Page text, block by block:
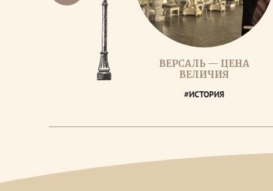
ВЕРСАЛЬ — ЦЕНА
ВЕЛИЧИЯ
#ИСТОРИЯ